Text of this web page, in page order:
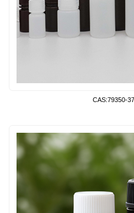
CAS:79350-